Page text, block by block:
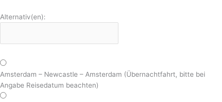
Alternativ(en):
Amsterdam – Newcastle – Amsterdam (Übernachtfahrt, bitte bei
Angabe Reisedatum beachten)